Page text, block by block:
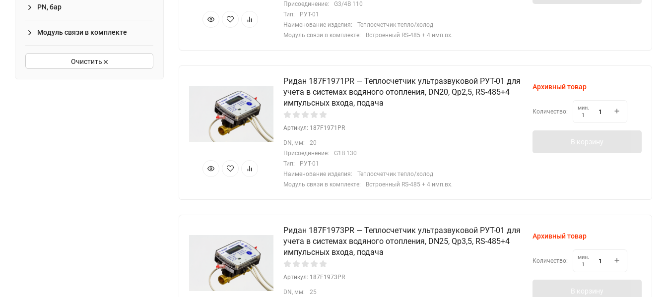
PN, бар
Модуль связи в комплекте
Очистить
Присоединение:
G3/4B 110
Тип:
РУТ-01
Наименование изделия:
Теплосчетчик тепло/холод
Модуль связи в комплекте:
Встроенный RS-485 + 4 имп.вх.
Ридан 187F1971PR — Теплосчетчик ультразвуковой РУТ-01 для
учета в системах водяного отопления, DN20, Qp2,5, RS-485+4
импульсных входа, подача
Артикул: 187F1971PR
DN, мм:
20
Присоединение:
G1B 130
Тип:
РУТ-01
Наименование изделия:
Теплосчетчик тепло/холод
Модуль связи в комплекте:
Встроенный RS-485 + 4 имп.вх.
Архивный товар
Количество:
мин.
1
В корзину
Ридан 187F1973PR — Теплосчетчик ультразвуковой РУТ-01 для
учета в системах водяного отопления, DN25, Qp3,5, RS-485+4
импульсных входа, подача
Артикул: 187F1973PR
DN, мм:
25
Архивный товар
Количество:
мин.
1
В корзину